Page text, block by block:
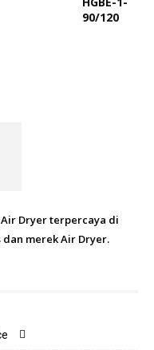
Dryer terpercaya di
dan merek Air Dryer.